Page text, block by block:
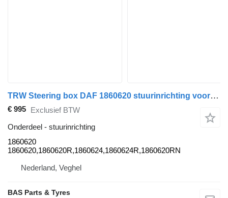
TRW Steering box DAF 1860620 stuurinrichting voor TRW vrachtwagen
€ 995 Exclusief BTW
Onderdeel - stuurinrichting
1860620
1860620,1860620R,1860624,1860624R,1860620RN
Nederland, Veghel
BAS Parts & Tyres